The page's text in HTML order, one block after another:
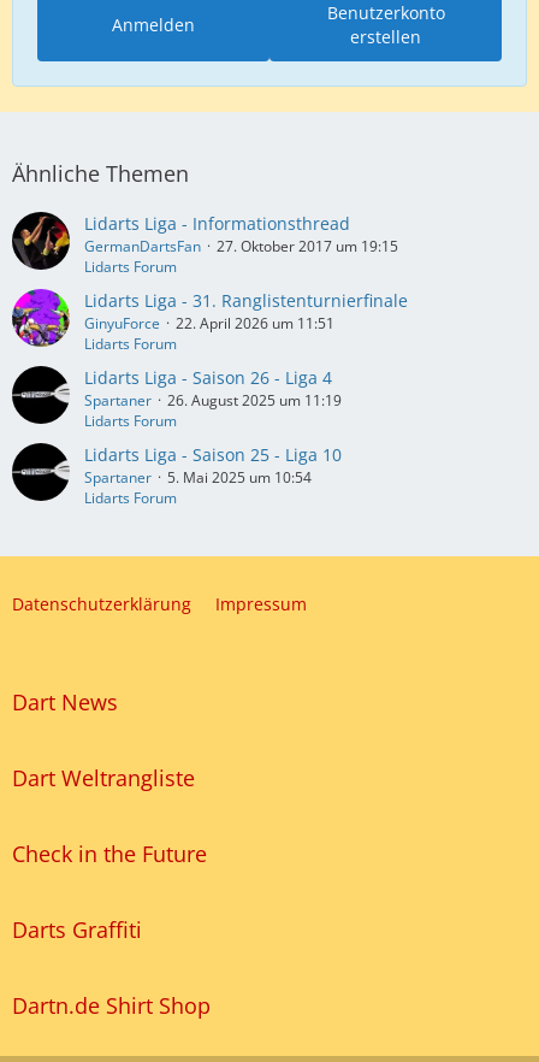
Benutzerkonto
erstellen
Anmelden
Ähnliche Themen
Lidarts Liga - Informationsthread
GermanDartsFan
27. Oktober 2017 um 19:15
Lidarts Forum
Lidarts Liga - 31. Ranglistenturnierfinale
GinyuForce
22. April 2026 um 11:51
Lidarts Forum
Lidarts Liga - Saison 26 - Liga 4
Spartaner
26. August 2025 um 11:19
Lidarts Forum
Lidarts Liga - Saison 25 - Liga 10
Spartaner
5. Mai 2025 um 10:54
Lidarts Forum
Datenschutzerklärung Impressum
Dart News
Dart Weltrangliste
Check in the Future
Darts Graffiti
Dartn.de Shirt Shop